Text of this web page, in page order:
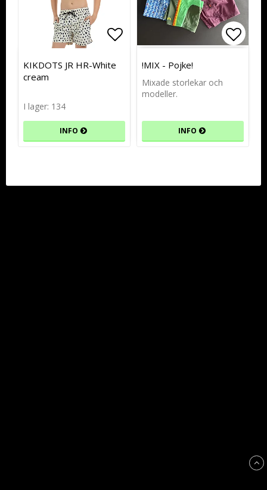
Lägg till i favoritlistan
Lägg till i favoritlistan
KIKDOTS JR HR-White
cream
I lager: 134
INFO
!MIX - Pojke!
Mixade storlekar och
modeller.
INFO